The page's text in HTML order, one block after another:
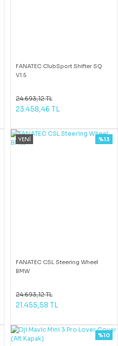
FANATEC ClubSport Shifter SQ
V1.5
24.693,12 TL
23.458,46 TL
YENİ
FANATEC CSL Steering Wheel
BMW
%13
24.693,12 TL
21.455,58 TL
%10